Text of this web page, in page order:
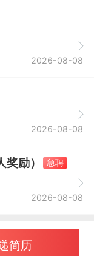
2026-08-08
2026-08-08
励）
急聘
2026-08-08
简历